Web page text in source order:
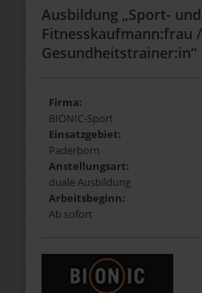
Ausbildung „Sport- und
Fitnesskaufmann:frau
Gesundheitstrainer:in“
Firma:
BIONIC-Sport
Einsatzgebiet:
Paderborn
Anstellungsart:
duale Ausbildung
Arbeitsbeginn:
Ab sofort